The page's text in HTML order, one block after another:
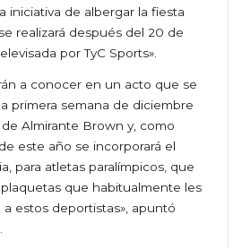
iniciativa de albergar la fiesta
realizará después del 20 de
por TyC Sports».
a conocer en un acto que se
primera semana de diciembre
Almirante Brown y, como
este año se incorporará el
para atletas paralímpicos, que
plaquetas que habitualmente les
estos deportistas», apuntó